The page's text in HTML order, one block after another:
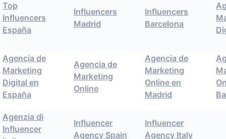
Top
Influencers
España
Influencers
Madrid
Influencers
Barcelona
Agencia de
Marketing
Digital en
España
Agencia de
Marketing
Online
Agencia de
Marketing
Online en
Madrid
Agenzia di
Influencer
Influencer
Agency Spain
Influencer
Agency Italy